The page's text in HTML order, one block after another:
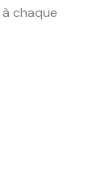
chaque